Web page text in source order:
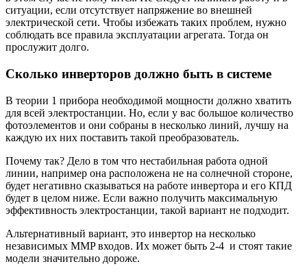
ситуации, если отсутствует напряжение во внешней
электрической сети. Чтобы избежать таких проблем, нужно
соблюдать все правила эксплуатации агрегата. Тогда он
прослужит долго.
Сколько инверторов должно быть в системе
В теории 1 прибора необходимой мощности должно хватить
для всей электростанции. Но, если у вас большое количество
фотоэлементов и они собраны в несколько линий, лучшу на
каждую их них поставить такой преобразователь.
Почему так? Дело в том что нестабильная работа одной
линии, например она расположена не на солнечной стороне,
будет негативно сказываться на работе инвертора и его КПД
будет в целом ниже. Если важно получить максимальную
эффективность электростанции, такой вариант не подходит.
Альтернативный вариант, это инвертор на несколько
независимых MMP входов. Их может быть 2-4 и стоят такие
модели значительно дороже.